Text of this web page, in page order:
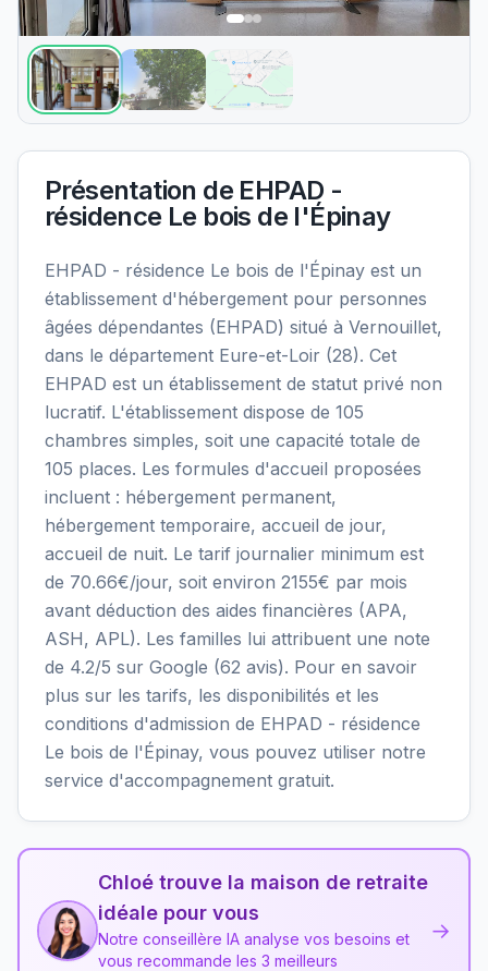
Présentation de EHPAD -
résidence Le bois de l'Épinay
EHPAD - résidence Le bois de l'Épinay est un
établissement d'hébergement pour personnes
âgées dépendantes (EHPAD) situé à Vernouillet,
dans le département Eure-et-Loir (28). Cet
EHPAD est un établissement de statut privé non
lucratif. L'établissement dispose de 105
chambres simples, soit une capacité totale de
105 places. Les formules d'accueil proposées
incluent : hébergement permanent,
hébergement temporaire, accueil de jour,
accueil de nuit. Le tarif journalier minimum est
de 70.66€/jour, soit environ 2155€ par mois
avant déduction des aides financières (APA,
ASH, APL). Les familles lui attribuent une note
de 4.2/5 sur Google (62 avis). Pour en savoir
plus sur les tarifs, les disponibilités et les
conditions d'admission de EHPAD - résidence
Le bois de l'Épinay, vous pouvez utiliser notre
service d'accompagnement gratuit.
Chloé trouve la maison de retraite
idéale pour vous
Notre conseillère IA analyse vos besoins et
vous recommande les 3 meilleurs
→